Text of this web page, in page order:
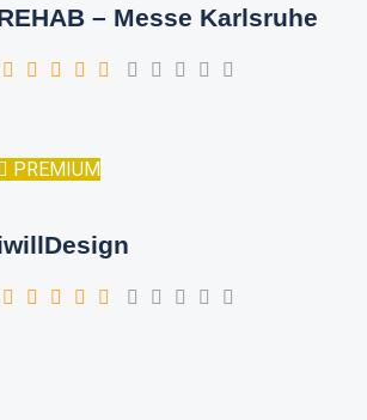
– Messe Karlsruhe
PREMIUM